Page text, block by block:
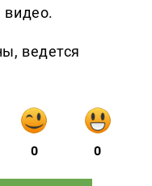
видео.
ведется
0 0